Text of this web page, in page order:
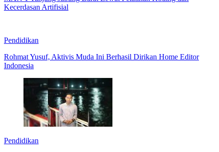
Kecerdasan Artifisial
Pendidikan
Rohmat Yusuf, Aktivis Muda Ini Berhasil Dirikan Home Editor
Indonesia
Pendidikan